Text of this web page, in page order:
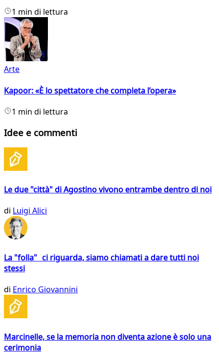
1 min di lettura
Arte
Kapoor: «È lo spettatore che completa l’opera»
1 min di lettura
Idee e commenti
Le due "città" di Agostino vivono entrambe dentro di noi
di Luigi Alici
La "folla" ci riguarda, siamo chiamati a dare tutti noi
stessi
di Enrico Giovannini
Marcinelle, se la memoria non diventa azione è solo una
cerimonia